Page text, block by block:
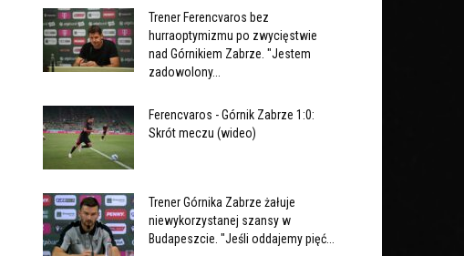
Trener Ferencvaros bez
hurraoptymizmu po zwycięstwie
nad Górnikiem Zabrze. "Jestem
zadowolony...
Ferencvaros - Górnik Zabrze 1:0:
Skrót meczu (wideo)
Trener Górnika Zabrze żałuje
niewykorzystanej szansy w
Budapeszcie. "Jeśli oddajemy pięć...